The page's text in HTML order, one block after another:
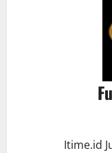
Itime.id